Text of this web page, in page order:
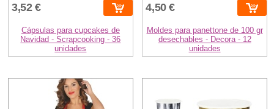
3,52 €
Cápsulas para cupcakes de
Navidad - Scrapcooking - 36
unidades
4,50 €
Moldes para panettone de 100 gr
desechables - Decora - 12
unidades